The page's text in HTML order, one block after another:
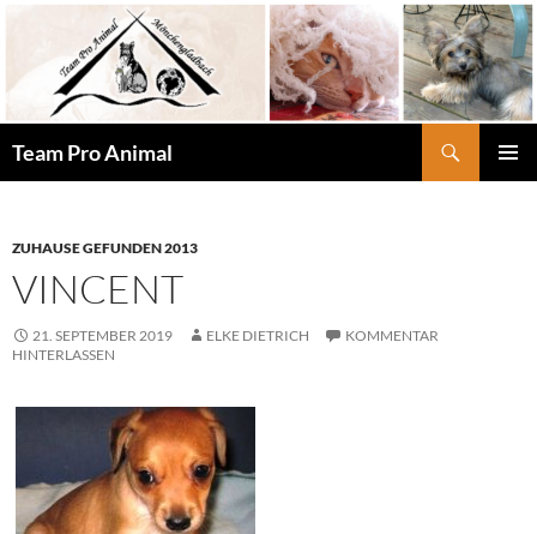
springen
Team Pro Animal
ZUHAUSE GEFUNDEN 2013
VINCENT
21. SEPTEMBER 2019 ELKE DIETRICH
KOMMENTAR
HINTERLASSEN